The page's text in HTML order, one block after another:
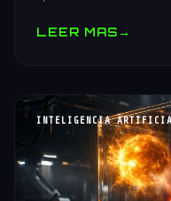
LEER MAS→
INTELIGENCIA